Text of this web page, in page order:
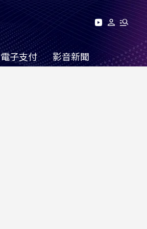
電子支付 影音新聞